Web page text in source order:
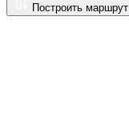
Построить маршрут